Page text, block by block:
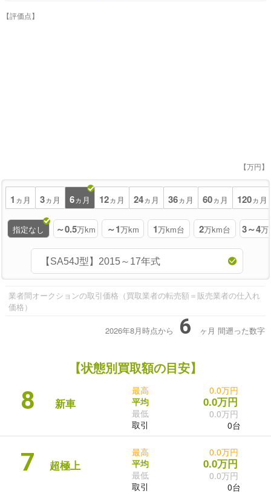
【評価点】
【万円】
1 ヵ月 3ヵ月 6ヵ月 12ヵ月 24ヵ月 36ヵ月 60ヵ月 120ヵ月
指定なし ～0.5万km ～1万km 1万km台 2万km台 3～4万
業者間オークションの取引価格（買取業者の転売額＝販売業者の仕入れ
価格）
2026年8月時点から 6 ヶ月 間遡った数字
【状態別買取額の目安】
8 新車
最高
平均
最低
取引
0.0万円
0.0万円
0.0万円
0台
7 超極上
最高
平均
最低
取引
0.0万円
0.0万円
0.0万円
0台